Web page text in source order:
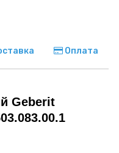
Оплата
Geberit